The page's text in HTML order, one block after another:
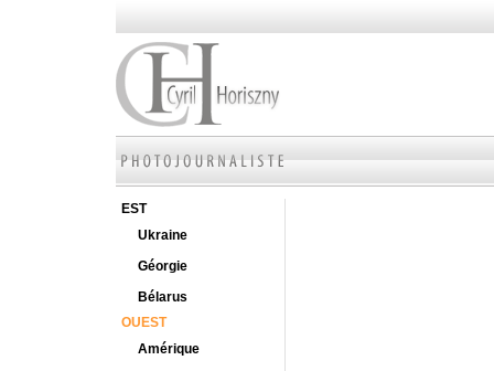
EST
Ukraine
Géorgie
Bélarus
OUEST
Amérique